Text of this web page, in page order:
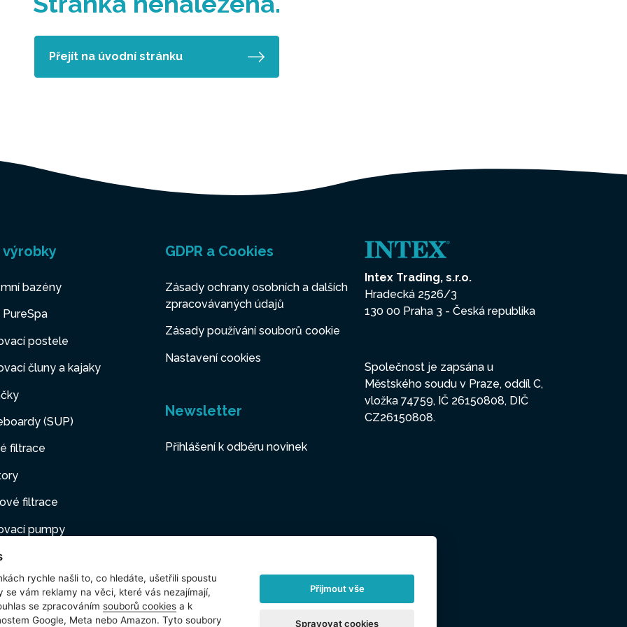
Přejít na úvodní stránku
výrobky
bazény
postele
čluny a kajaky
(SUP)
filtrace
filtrace
pumpy
nábytek
mazlíčci
GDPR a Cookies
Zásady ochrany osobních a dalších
zpracovávaných údajů
Zásady používání souborů cookie
Nastavení cookies
Newsletter
Přihlášení k odběru novinek
Intex Trading, s.r.o.
Hradecká 2526/3
130 00 Praha 3 - Česká republika
Společnost je zapsána u
Městského soudu v Praze, oddíl C,
vložka 74759, IČ 26150808, DIČ
CZ26150808.
rychle našli to, co hledáte, ušetřili spoustu
se vám reklamy na věci, které vás nezajímají,
se zpracováním souborů cookies a k
Google, Meta nebo Amazon. Tyto soubory
Přijmout vše
Spravovat cookies